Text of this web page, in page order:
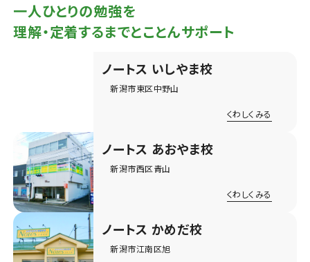
一人ひとりの勉強を
理解・定着するまでとことんサポート
ノートス いしやま校
新潟市東区中野山
くわしくみる
ノートス あおやま校
新潟市西区青山
くわしくみる
ノートス かめだ校
新潟市江南区旭